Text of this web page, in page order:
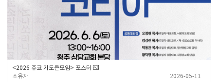
<2026 쥬코 기도큰모임> 포스터
소유자
2026-05-11